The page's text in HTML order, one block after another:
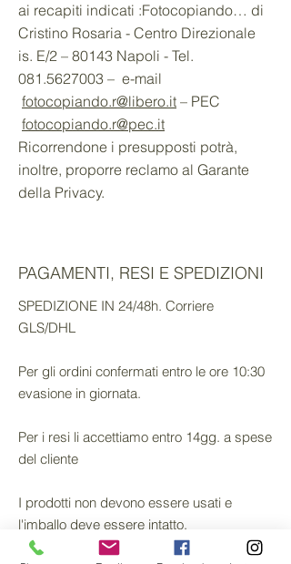
ai recapiti indicati :Fotocopiando… di
Cristino Rosaria - Centro Direzionale
is. E/2 – 80143 Napoli - Tel.
081.5627003 – e-mail
fotocopiando.r@libero.it – PEC
fotocopiando.r@pec.it
Ricorrendone i presupposti potrà,
inoltre, proporre reclamo al Garante
della Privacy.
PAGAMENTI, RESI E SPEDIZIONI
SPEDIZIONE IN 24/48h. Corriere
GLS/DHL
Per gli ordini confermati entro le ore 10:30
evasione in giornata.
Per i resi li accettiamo entro 14gg. a spese
del cliente
I prodotti non devono essere usati e
l'imballo deve essere intatto.
Fotocopiando si riserva il diritto di controllo